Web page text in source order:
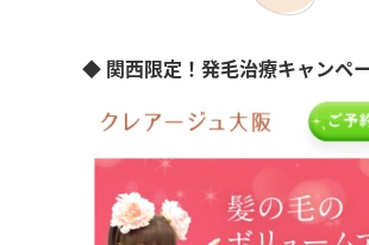
◆ 関西限定！発毛治療キャンペ